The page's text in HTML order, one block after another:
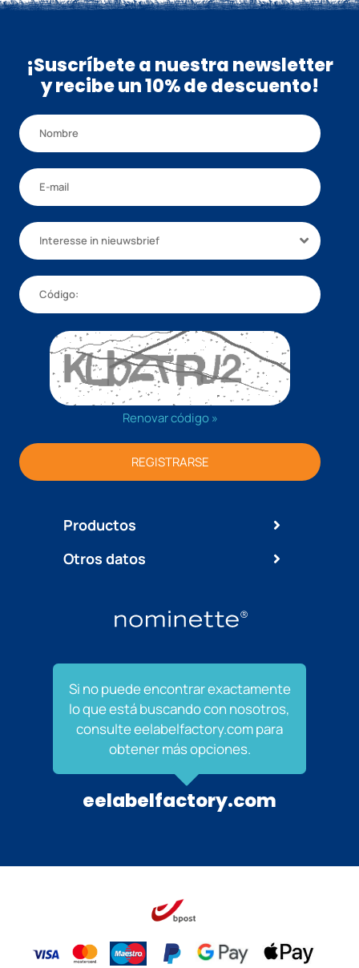
¡Suscríbete a nuestra newsletter
y recibe un 10% de descuento!
Productos
Interesse in nieuwsbrief
Renovar código »
REGISTRARSE
Otros datos
Si no puede encontrar exactamente
lo que está buscando con nosotros,
consulte eelabelfactory.com para
obtener más opciones.
eelabelfactory.com